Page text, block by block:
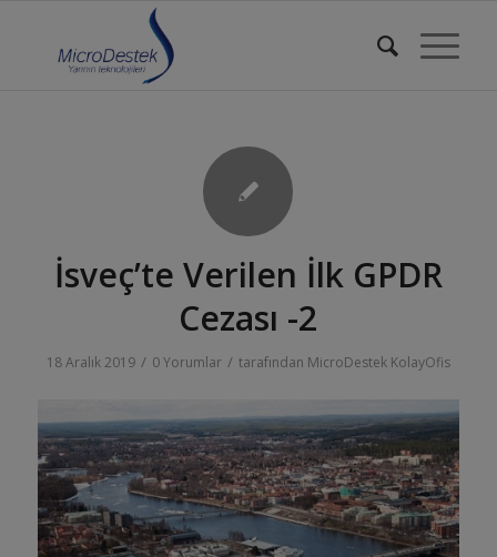
İsveç’te Verilen İlk GPDR
Cezası -2
18 Aralık 2019 / 0 Yorumlar / tarafından MicroDestek KolayOfis